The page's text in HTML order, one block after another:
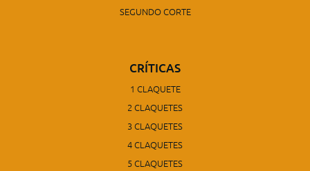
SEGUNDO CORTE
CRÍTICAS
1 CLAQUETE
2 CLAQUETES
3 CLAQUETES
4 CLAQUETES
5 CLAQUETES